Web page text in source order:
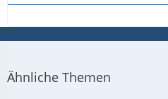
Ähnliche Themen